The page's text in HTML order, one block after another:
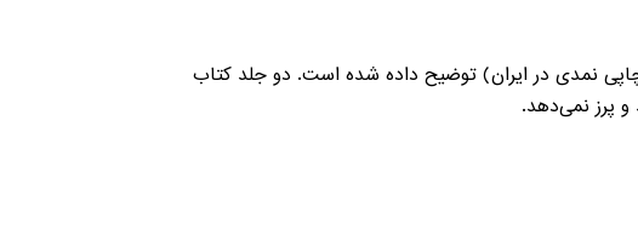
نمدی در ایران) توضیح داده شده است. دو جلد کتاب
پرز نمی‌دهد.